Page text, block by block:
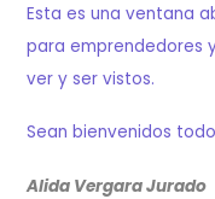
Esta es una ventana
para emprendedores
ver y ser vistos.
Sean bienvenidos
Alida Vergara Jurado